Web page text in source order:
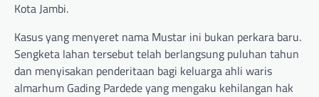
Kota Jambi.
Kasus yang menyeret nama Mustar ini bukan perkara baru.
Sengketa lahan tersebut telah berlangsung puluhan tahun
dan menyisakan penderitaan bagi keluarga ahli waris
almarhum Gading Pardede yang mengaku kehilangan hak